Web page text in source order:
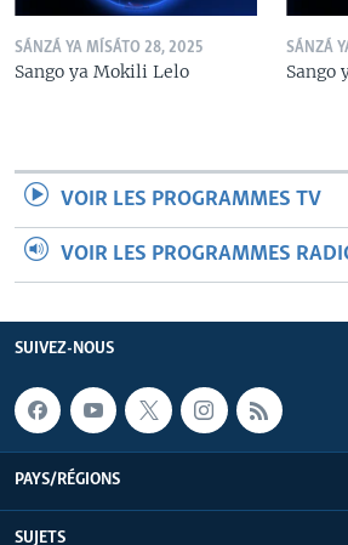
SÁNZÁ YA MÍSÁTO 28, 2025
Sango ya Mokili Lelo
SÁNZÁ
Sango
VOIR LES PROGRAMMES TV
VOIR LES PROGRAMMES
SUIVEZ-NOUS
PAYS/RÉGIONS
SUJETS